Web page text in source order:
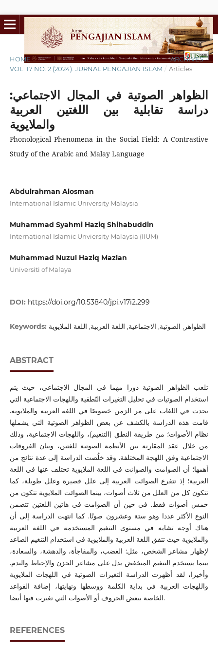
HOME / ARCHIVES /
VOL. 17 NO. 2 (2024): JURNAL PENGAJIAN ISLAM / Articles
الظواهر الصوتية في المجال الاجتماعي:
دراسة تقابلية بين اللغتين العربية
والملايوية
Phonological Phenomena in the Social Field: A Contrastive
Study of the Arabic and Malay Language
Abdulrahman Alosman
International Islamic University Malaysia
Muhammad Syahmi Haziq Shihabuddin
International Islamic Unviersity Malaysia (IIUM)
Muhammad Nuzul Haziq Mazlan
Universiti of Malaya
DOI: https://doi.org/10.53840/jpi.v17i2.299
Keywords: الظواهر, الصوتية, الاجتماعية, اللغة العربية, اللغة الملايوية
ABSTRACT
تلعب الظواهر الصوتية دورا مهما في المجال الاجتماعي، حيث يتم
استخدام الصوتيات في تحليل التغيرات النّطقية واللهجات الاجتماعية التي
تحدث في اللغات على مر الزمن خصوصًا في اللغة العربية والملايوية.
قامت هذه الدراسة بالكشف عن بعض الظواهر الصوتية التي يشملها
نظام الأصوات؛ من طريقة النطق (التنغيم)، واللهجات الاجتماعية، وذلك
من خلال عقد المقارنة بين الأنظمة الصوتية للغتين، وبيان الفروقات
الاجتماعية وفق اللهجة المختلفة. وقد خلُصت الدراسة إلى عدة نتائج من
أهمها؛ أن الصوامت والصوائت في اللغة الملايوية تختلف عنها في اللغة
العربية؛ إذ تتفرع الصوائت العربية إلى علل قصيرة وعلل طويلة، كما
تتكون كل من العلل من ثلاث أصوات، بينما الصوائت الملايوية تتكون من
خمس أصوات فقط. في حين أن الصوامت في هاتين اللغتين تتضمن
النوع الأكثر عددا وهو ستة وعشرون صوتًا. كما انتهت الدراسة إلى أن
هناك أوجه تشابه في مستوى التنغيم المستخدمة في اللغة العربية
والملايوية حيث تتفق اللغة العربية والملايوية في استخدام التنغيم الصاعد
لإظهار مشاعر الشخص، مثل: الغضب، والمفاجأة، والدهشة، والسعادة،
بينما يستخدم التنغيم المنخفض يدل على مشاعر الحزن والإحباط والندم.
وأخيرا، لقد أظهرت الدراسة التغيرات الصوتية في اللهجات الملايوية
واللهجات العربية في بداية الكلمة ووسطها ونهايتها، إضافة القواعد
الخاصة ببعض الحروف أو الأصوات التي تغيرت فيها أيضا.
REFERENCES